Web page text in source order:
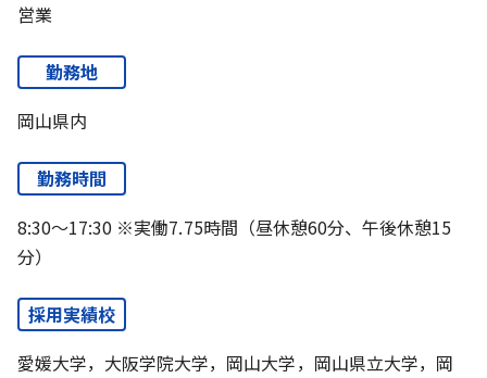
営業
勤務地
岡山県内
勤務時間
8:30～17:30 ※実働7.75時間（昼休憩60分、午後休憩15
分）
採用実績校
愛媛大学，大阪学院大学，岡山大学，岡山県立大学，岡